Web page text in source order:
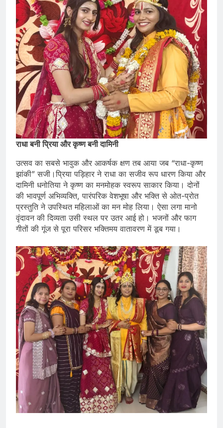
राधा बनी प्रिया और कृष्ण बनी दामिनी
उत्सव का सबसे भावुक और आकर्षक क्षण तब आया जब “राधा-कृष्ण
झांकी” सजी।प्रिया पड़िहार ने राधा का सजीव रूप धारण किया और
दामिनी धनोतिया ने कृष्ण का मनमोहक स्वरूप साकार किया। दोनों
की भावपूर्ण अभिव्यक्ति, पारंपरिक वेशभूषा और भक्ति से ओत-प्रोत
प्रस्तुति ने उपस्थित महिलाओं का मन मोह लिया। ऐसा लगा मानो
वृंदावन की दिव्यता उसी स्थल पर उतर आई हो। भजनों और फाग
गीतों की गूंज से पूरा परिसर भक्तिमय वातावरण में डूब गया।